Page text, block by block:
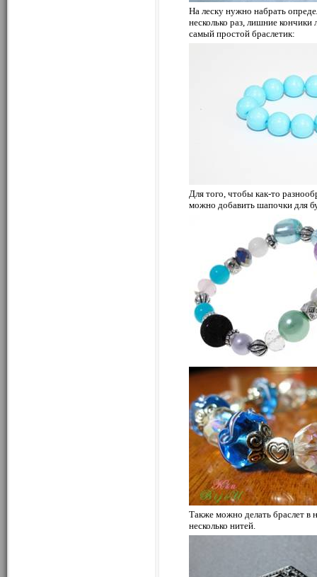
На леску нужно набрать
несколько раз, лишние кончики
самый простой браслетик:
Для того, чтобы как-то
можно добавить шапочки для
Также можно делать браслет в
несколько нитей.